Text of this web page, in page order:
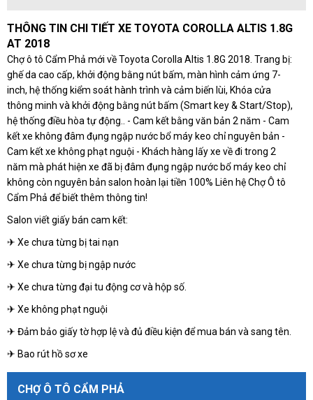
THÔNG TIN CHI TIẾT XE TOYOTA COROLLA ALTIS 1.8G
AT 2018
Chợ ô tô Cẩm Phả mới về Toyota Corolla Altis 1.8G 2018. Trang bị:
ghế da cao cấp, khởi động bằng nút bấm, màn hình cảm ứng 7-
inch, hệ thống kiểm soát hành trình và cảm biến lùi, Khóa cửa
thông minh và khởi động bằng nút bấm (Smart key & Start/Stop),
hệ thống điều hòa tự động.. - Cam kết bằng văn bản 2 năm - Cam
kết xe không đâm đụng ngập nước bổ máy keo chỉ nguyên bản -
Cam kết xe không phạt nguội - Khách hàng lấy xe về đi trong 2
năm mà phát hiện xe đã bị đâm đụng ngập nước bổ máy keo chỉ
không còn nguyên bản salon hoàn lại tiền 100% Liên hệ Chợ Ô tô
Cẩm Phả để biết thêm thông tin!
Salon viết giấy bán cam kết:
✈ Xe chưa từng bị tai nạn
✈ Xe chưa từng bị ngập nước
✈ Xe chưa từng đại tu động cơ và hộp số.
✈ Xe không phạt nguội
✈ Đảm bảo giấy tờ hợp lệ và đủ điều kiện để mua bán và sang tên.
✈ Bao rút hồ sơ xe
CHỢ Ô TÔ CẨM PHẢ